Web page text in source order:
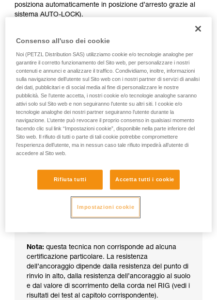
posiziona automaticamente in posizione d’arresto grazie al
sistema AUTO-LOCK).
CON IL RIG < 2018
Posizionare la maniglia in posizione c (posizionamento sul
lavoro). Per i due tipi di dispositivi, ultimare l’installazione con
un’asola di bloccaggio connessa da un connettore.
L’utilizzatore può arrampicare sulla corda installata, con
sistemi di progressione su corda (RIG, I’D, BASIC, CROLL...)
o con un sistema di arresto caduta (ASAP). In caso
d’incidente, l’operatore al suolo potrà farlo calare molto
rapidamente.
Nota: questa tecnica non corrisponde ad alcuna
certificazione particolare. La resistenza
dell’ancoraggio dipende dalla resistenza del punto di
rinvio in alto, dalla resistenza dell’ancoraggio al suolo
e dal valore di scorrimento della corda nel RIG (vedi i
risultati dei test al capitolo corrispondente).
Consenso all'uso dei cookie
Noi (PETZL Distribution SAS) utilizziamo cookie e/o tecnologie analoghe per
garantire il corretto funzionamento del Sito web, per personalizzare i nostri
contenuti e annunci e analizzare il traffico. Condividiamo, inoltre, informazioni
sulla navigazione dell’utente sul Sito web con i nostri partner di servizi di analisi
dei dati, pubblicitari e di social media al fine di personalizzare le nostre
pubblicità. Se l’utente accetta, i nostri cookie e/o tecnologie analoghe saranno
attivi solo sul Sito web e non seguiranno l’utente su altri siti. I cookie e/o
tecnologie analoghe dei nostri partner seguiranno l’utente durante la
navigazione. L’utente può revocare il proprio consenso in qualsiasi momento
facendo clic sul link “Impostazioni cookie”, disponibile nella parte inferiore del
Sito web. Il rifiuto di tutti o parte di tali cookie potrebbe compromettere
l’esperienza dell’utente, ma in nessun caso tale rifiuto impedirà all’utente di
accedere al Sito web.
Rifiuta tutti Accetta tutti i cookie
Impostazioni cookie